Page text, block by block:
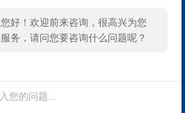
您好！欢迎前来咨询，很高兴为您
服务，请问您要咨询什么问题呢？